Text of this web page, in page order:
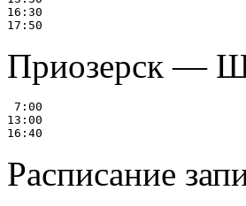
16:30
Приозерск —
7:00
13:00
Расписание